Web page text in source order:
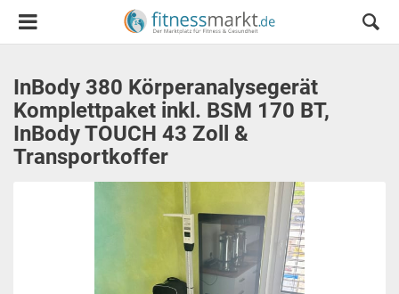
InBody 380 Körperanalysegerät
Komplettpaket inkl. BSM 170 BT,
InBody TOUCH 43 Zoll &
Transportkoffer